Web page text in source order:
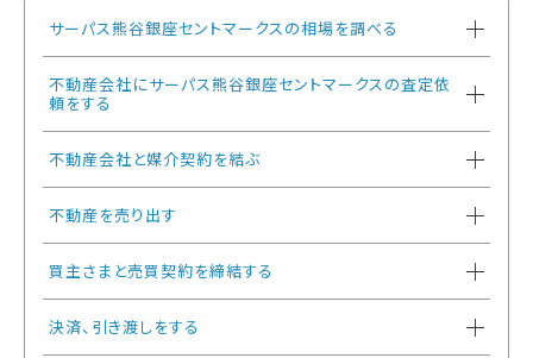
サーパス熊谷銀座セントマークスの相場を調べる
不動産会社にサーパス熊谷銀座セントマークスの査定依
頼をする
不動産会社と媒介契約を結ぶ
不動産を売り出す
買主さまと売買契約を締結する
決済、引き渡しをする